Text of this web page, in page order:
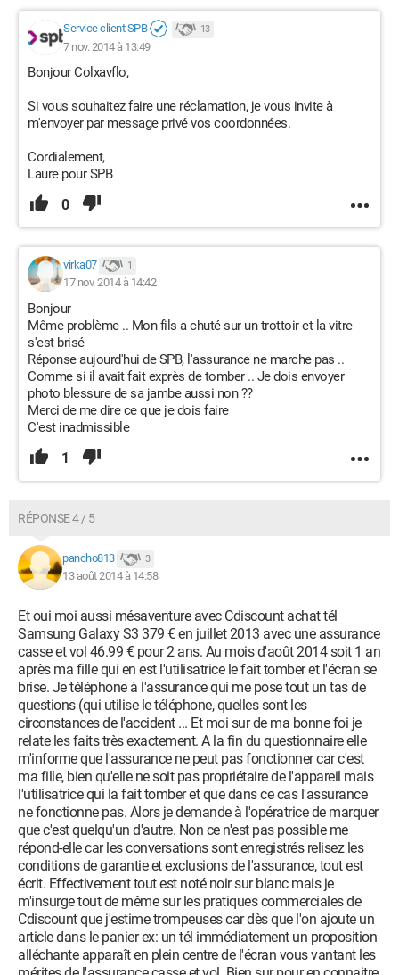
Service client SPB 13
7 nov. 2014 à 13:49
Bonjour Colxavflo,
Si vous souhaitez faire une réclamation, je vous invite à
m'envoyer par message privé vos coordonnées.
Cordialement,
Laure pour SPB
0
virka07 1
17 nov. 2014 à 14:42
Bonjour
Même problème .. Mon fils a chuté sur un trottoir et la vitre
s'est brisé
Réponse aujourd'hui de SPB, l'assurance ne marche pas ..
Comme si il avait fait exprès de tomber .. Je dois envoyer
photo blessure de sa jambe aussi non ??
Merci de me dire ce que je dois faire
C'est inadmissible
1
RÉPONSE 4 / 5
pancho813 3
13 août 2014 à 14:58
Et oui moi aussi mésaventure avec Cdiscount achat tél
Samsung Galaxy S3 379 € en juillet 2013 avec une assurance
casse et vol 46.99 € pour 2 ans. Au mois d'août 2014 soit 1 an
après ma fille qui en est l'utilisatrice le fait tomber et l'écran se
brise. Je téléphone à l'assurance qui me pose tout un tas de
questions (qui utilise le téléphone, quelles sont les
circonstances de l'accident ... Et moi sur de ma bonne foi je
relate les faits très exactement. A la fin du questionnaire elle
m'informe que l'assurance ne peut pas fonctionner car c'est
ma fille, bien qu'elle ne soit pas propriétaire de l'appareil mais
l'utilisatrice qui la fait tomber et que dans ce cas l'assurance
ne fonctionne pas. Alors je demande à l'opératrice de marquer
que c'est quelqu'un d'autre. Non ce n'est pas possible me
répond-elle car les conversations sont enregistrés relisez les
conditions de garantie et exclusions de l'assurance, tout est
écrit. Effectivement tout est noté noir sur blanc mais je
m'insurge tout de même sur les pratiques commerciales de
Cdiscount que j'estime trompeuses car dès que l'on ajoute un
article dans le panier ex: un tél immédiatement un proposition
alléchante apparaît en plein centre de l'écran vous vantant les